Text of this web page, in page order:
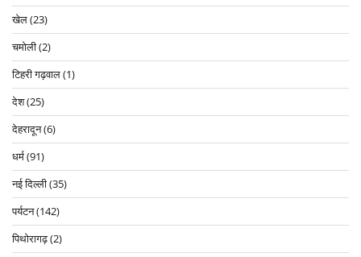
खेल(23)
चमोली(2)
टिहरी गढ़वाल(1)
देश(25)
देहरादून(6)
धर्म(91)
नई दिल्ली(35)
पर्यटन(142)
पिथोरागढ़(2)